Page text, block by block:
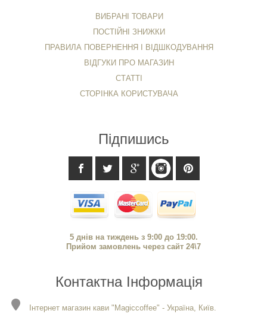
ВИБРАНІ ТОВАРИ
ПОСТІЙНІ ЗНИЖКИ
ПРАВИЛА ПОВЕРНЕННЯ І ВІДШКОДУВАННЯ
ВІДГУКИ ПРО МАГАЗИН
СТАТТІ
СТОРІНКА КОРИСТУВАЧА
Підпишись
5 днів на тиждень з 9:00 до 19:00.
Прийом замовлень через сайт 24\7
Контактна Інформація
Інтернет магазин кави "Magiccoffee" - Україна, Київ.